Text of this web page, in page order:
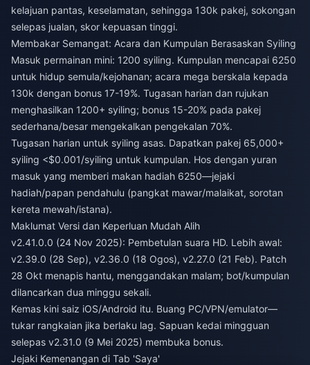
kelajuan pantas, keselamatan, sehingga 130k pakej, sokongan
selepas jualan, skor kepuasan tinggi.
Membakar Semangat: Acara dan Kumpulan Berasaskan Syiling
Masuk permainan mini: 1200 syiling. Kumpulan mencapai 6250
untuk hidup semula/kejohanan; acara mega berskala kepada
130k dengan bonus 17-19%. Tugasan harian dan rujukan
menghasilkan 1200+ syiling; bonus 15-20% pada pakej
sederhana/besar mengekalkan pengekalan 70%.
Tugasan harian untuk syiling asas. Dapatkan pakej 65,000+
syiling <$0.001/syiling untuk kumpulan. Hos dengan yuran
masuk yang memberi makan hadiah 6250—jejaki
hadiah/papan pendahulu (pangkat mawar/malaikat, sorotan
kereta mewah/istana).
Maklumat Versi dan Keperluan Mudah Alih
v2.41.0.0 (24 Nov 2025): Pembetulan suara HD. Lebih awal:
v2.39.0 (28 Sep), v2.36.0 (18 Ogos), v2.27.0 (21 Feb). Patch
28 Okt menapis hantu, menggandakan malam; bot/kumpulan
dilancarkan dua minggu sekali.
Kemas kini saiz iOS/Android itu. Buang PC/VPN/emulator—
tukar rangkaian jika berlaku lag. Sapuan kedai mingguan
selepas v2.31.0 (9 Mei 2025) membuka bonus.
Jejaki Kemenangan di Tab 'Saya'